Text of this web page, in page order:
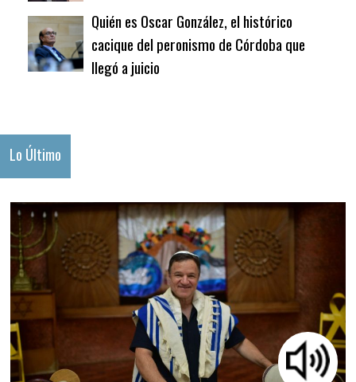
Quién es Oscar González, el histórico
cacique del peronismo de Córdoba que
llegó a juicio
Lo Último